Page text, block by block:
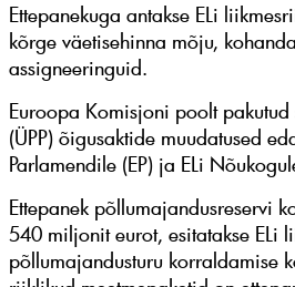
Ettepanekuga antakse ELi
kõrge väetisehinna mõju,
assigneeringuid.
Euroopa Komisjoni poolt
(ÜPP) õigusaktide muudatused
Parlamendile (EP) ja ELi
Ettepanek põllumajandusreservi
540 miljonit eurot, esitatakse ELi
põllumajandusturu korraldamise